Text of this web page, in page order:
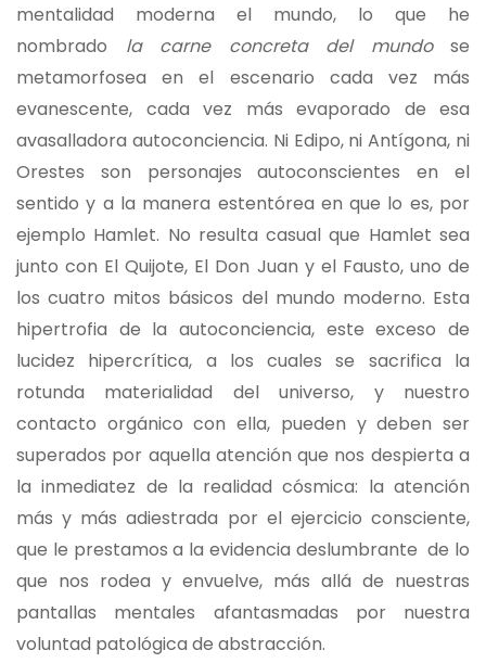
mentalidad moderna el mundo, lo que he
nombrado la carne concreta del mundo se
metamorfosea en el escenario cada vez más
evanescente, cada vez más evaporado de esa
avasalladora autoconciencia. Ni Edipo, ni Antígona, ni
Orestes son personajes autoconscientes en el
sentido y a la manera estentórea en que lo es, por
ejemplo Hamlet. No resulta casual que Hamlet sea
junto con El Quijote, El Don Juan y el Fausto, uno de
los cuatro mitos básicos del mundo moderno. Esta
hipertrofia de la autoconciencia, este exceso de
lucidez hipercrítica, a los cuales se sacrifica la
rotunda materialidad del universo, y nuestro
contacto orgánico con ella, pueden y deben ser
superados por aquella atención que nos despierta a
la inmediatez de la realidad cósmica: la atención
más y más adiestrada por el ejercicio consciente,
que le prestamos a la evidencia deslumbrante de lo
que nos rodea y envuelve, más allá de nuestras
pantallas mentales afantasmadas por nuestra
voluntad patológica de abstracción.